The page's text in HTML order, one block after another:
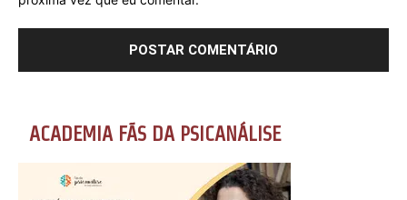
ACADEMIA FÃS DA PSICANÁLISE